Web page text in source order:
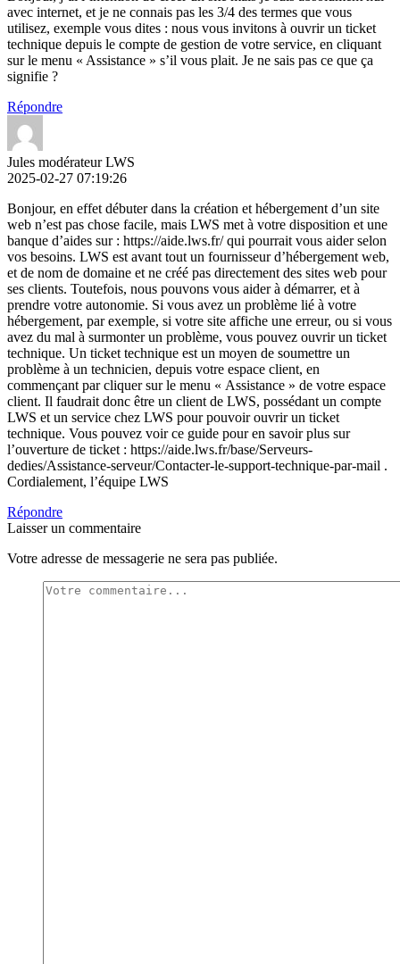
avec internet, et je ne connais pas les 3/4 des termes que vous
utilisez, exemple vous dites : nous vous invitons à ouvrir un ticket
technique depuis le compte de gestion de votre service, en cliquant
sur le menu « Assistance » s’il vous plait. Je ne sais pas ce que ça
signifie ?
Répondre
Jules modérateur LWS
2025-02-27 07:19:26
Bonjour, en effet débuter dans la création et hébergement d’un site
web n’est pas chose facile, mais LWS met à votre disposition et une
banque d’aides sur : https://aide.lws.fr/ qui pourrait vous aider selon
vos besoins. LWS est avant tout un fournisseur d’hébergement web,
et de nom de domaine et ne créé pas directement des sites web pour
ses clients. Toutefois, nous pouvons vous aider à démarrer, et à
prendre votre autonomie. Si vous avez un problème lié à votre
hébergement, par exemple, si votre site affiche une erreur, ou si vous
avez du mal à surmonter un problème, vous pouvez ouvrir un ticket
technique. Un ticket technique est un moyen de soumettre un
problème à un technicien, depuis votre espace client, en
commençant par cliquer sur le menu « Assistance » de votre espace
client. Il faudrait donc être un client de LWS, possédant un compte
LWS et un service chez LWS pour pouvoir ouvrir un ticket
technique. Vous pouvez voir ce guide pour en savoir plus sur
l’ouverture de ticket : https://aide.lws.fr/base/Serveurs-
dedies/Assistance-serveur/Contacter-le-support-technique-par-mail .
Cordialement, l’équipe LWS
Répondre
Laisser un commentaire
Votre adresse de messagerie ne sera pas publiée.